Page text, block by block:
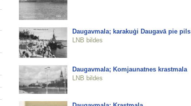
Daugavmala; karakuģi Daugavā pie pils
LNB bildes
Daugavmala; Komjaunatnes krastmala
LNB bildes